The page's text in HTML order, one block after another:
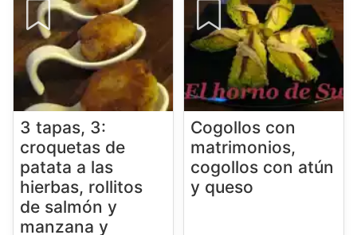
3 tapas, 3:
croquetas de
patata a las
hierbas, rollitos
de salmón y
manzana y
Cogollos con
matrimonios,
cogollos con atún
y queso